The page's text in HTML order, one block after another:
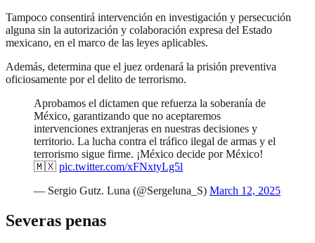
Tampoco consentirá intervención en investigación y persecución
alguna sin la autorización y colaboración expresa del Estado
mexicano, en el marco de las leyes aplicables.
Además, determina que el juez ordenará la prisión preventiva
oficiosamente por el delito de terrorismo.
Aprobamos el dictamen que refuerza la soberanía de
México, garantizando que no aceptaremos
intervenciones extranjeras en nuestras decisiones y
territorio. La lucha contra el tráfico ilegal de armas y el
terrorismo sigue firme. ¡México decide por México!
🇲🇽 pic.twitter.com/xFNxtyLg5l
— Sergio Gutz. Luna (@Sergeluna_S) March 12, 2025
Severas penas